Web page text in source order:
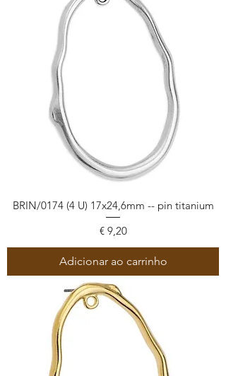
BRIN/0174 (4 U) 17x24,6mm -- pin titanium
Preço
€ 9,20
Adicionar ao carrinho